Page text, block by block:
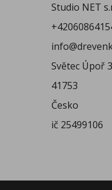
Studio NET
Světec Úpoř
41753
Česko
ič 25499106